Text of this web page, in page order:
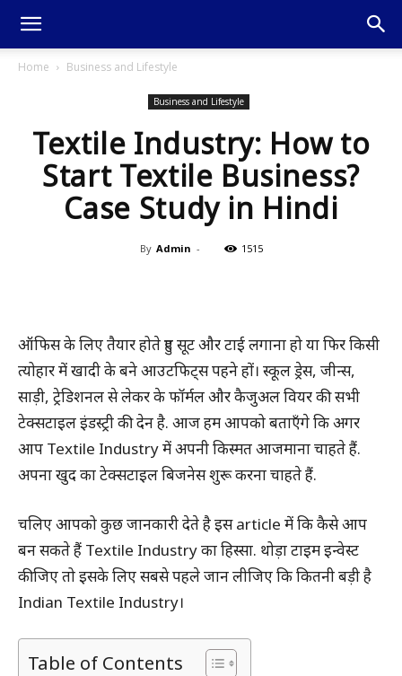
Home Business and Lifestyle
Business and Lifestyle
Textile Industry: How to
Start Textile Business?
Case Study in Hindi
By Admin - 1515
ऑफिस के लिए तैयार होते हुए सूट और टाई लगाना हो या फिर किसी
त्योहार में खादी के बने आउटफिट्स पहने हों। स्कूल ड्रेस, जीन्स,
साड़ी, ट्रेडिशनल से लेकर के फॉर्मल और कैजुअल वियर की सभी
टेक्सटाइल इंडस्ट्री की देन है. आज हम आपको बताएँगे कि अगर
आप Textile Industry में अपनी किस्मत आजमाना चाहते हैं.
अपना खुद का टेक्सटाइल बिजनेस शुरू करना चाहते हैं.
चलिए आपको कुछ जानकारी देते है इस article में कि कैसे आप
बन सकते हैं Textile Industry का हिस्सा. थोड़ा टाइम इन्वेस्ट
कीजिए तो इसके लिए सबसे पहले जान लीजिए कि कितनी बड़ी है
Indian Textile Industry।
Table of Contents